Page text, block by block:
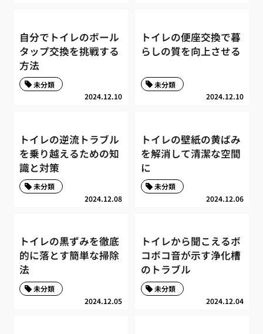
自分でトイレのボール
タップ交換を挑戦する
方法
2024.12.10
未分類
トイレの便座交換で暮
らしの質を向上させる
2024.12.10
未分類
トイレの逆流トラブル
を乗り越えるための知
識と対策
2024.12.08
未分類
トイレの壁紙の黄ばみ
を解消して清潔な空間
に
2024.12.06
未分類
トイレの黒ずみを徹底
的に落とす簡単な掃除
法
2024.12.05
未分類
トイレから聞こえるボ
コボコ音が示す浄化槽
のトラブル
2024.12.04
未分類